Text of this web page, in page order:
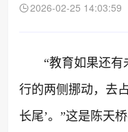
2026-02-25 14:03:59
“教育如果还
行的两侧挪动，去
长尾’。”这是陈天